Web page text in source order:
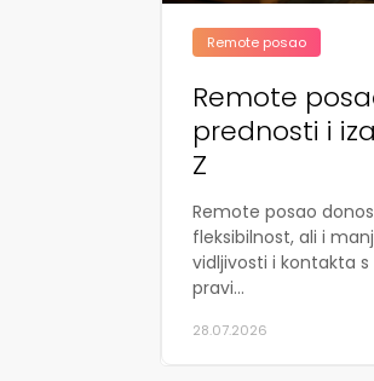
Remote posao
Remote
prednosti i
Z
Remote posao
fleksibilnost, ali i
vidljivosti i kontakta
pravi...
28.07.2026